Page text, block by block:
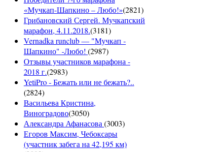
«Мучкап-Шапкино – Любо!»(2821)
Грибановский Сергей. Мучкапский
марафон, 4.11.2018.(3181)
Vernadka runclub — "Мучкап -
Шапкино" -Любо! (2987)
Отзывы участников марафона -
2018 г.(2983)
YetiPro - Бежать или не бежать?..
(2824)
Васильева Кристина,
Виноградово(3050)
Александра Афанасова(3003)
Егоров Максим, Чебоксары
(участник забега на 42,195 км)